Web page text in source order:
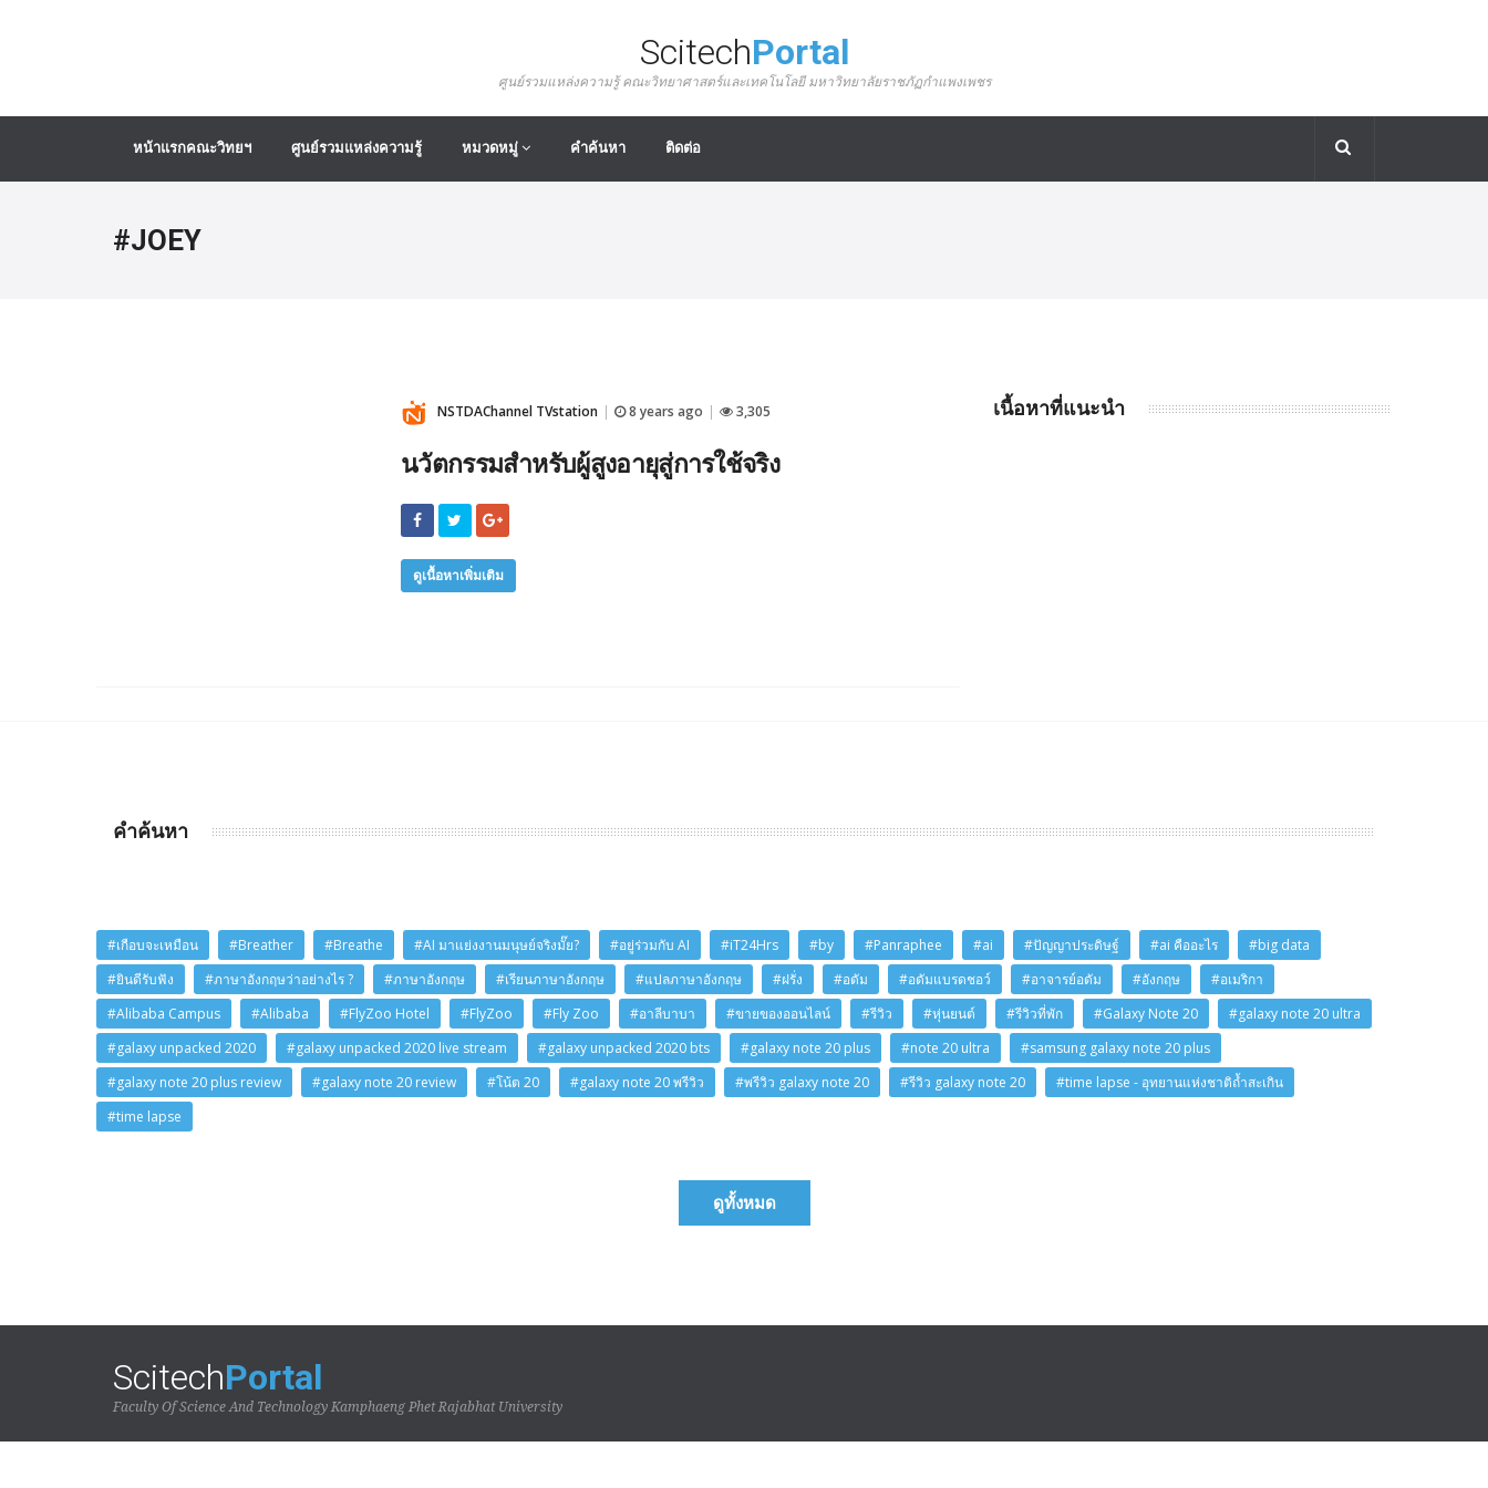
ScitechPortal
ศูนย์รวมแหล่งความรู้ คณะวิทยาศาสตร์และเทคโนโลยี มหาวิทยาลัยราชภัฏกำแพงเพชร
หน้าแรกคณะวิทยฯ ศูนย์รวมแหล่งความรู้ หมวดหมู่ คำค้นหา ติดต่อ
#JOEY
NSTDAChannel TVstation 8 years ago 3,305
นวัตกรรมสำหรับผู้สูงอายุสู่การใช้จริง
ดูเนื้อหาเพิ่มเติม
เนื้อหาที่แนะนำ
คำค้นหา
#เกือบจะเหมือน #Breather #Breathe #AI มาแย่งงานมนุษย์จริงมั๊ย? #อยู่ร่วมกับ AI #iT24Hrs #by #Panraphee #ai #ปัญญาประดิษฐ์ #ai คืออะไร
#big data
#ยินดีรับฟัง
#ภาษาอังกฤษว่าอย่างไร ? #ภาษาอังกฤษ #เรียนภาษาอังกฤษ #แปลภาษาอังกฤษ #ฝรั่ง #อดัม #อดัมแบรดชอว์ #อาจารย์อดัม #อังกฤษ
#อเมริกา
#Alibaba Campus
#Alibaba #FlyZoo Hotel #FlyZoo #Fly Zoo #อาลีบาบา #ขายของออนไลน์ #รีวิว #หุ่นยนต์ #รีวิวที่พัก #Galaxy Note 20
#galaxy note 20 ultra
#galaxy unpacked 2020
#galaxy unpacked 2020 live stream #galaxy unpacked 2020 bts #galaxy note 20 plus #note 20 ultra
#samsung galaxy note 20 plus
#galaxy note 20 plus review
#galaxy note 20 review #โน้ต 20 #galaxy note 20 พรีวิว #พรีวิว galaxy note 20 #รีวิว galaxy note 20
#time lapse - อุทยานแห่งชาติถ้ำสะเกิน
#time lapse
ดูทั้งหมด
ScitechPortal
Faculty Of Science And Technology Kamphaeng Phet Rajabhat University